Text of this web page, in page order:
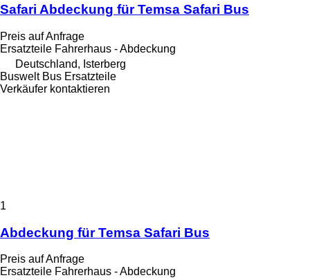
Safari Abdeckung für Temsa Safari Bus
Preis auf Anfrage
Ersatzteile Fahrerhaus - Abdeckung
Deutschland, Isterberg
Buswelt Bus Ersatzteile
Verkäufer kontaktieren
1
Abdeckung für Temsa Safari Bus
Preis auf Anfrage
Ersatzteile Fahrerhaus - Abdeckung